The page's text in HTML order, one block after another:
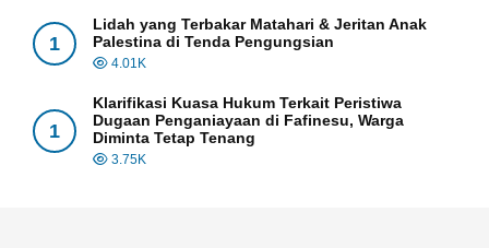
1
Lidah yang Terbakar Matahari & Jeritan Anak
Palestina di Tenda Pengungsian
4.01K
1
Klarifikasi Kuasa Hukum Terkait Peristiwa
Dugaan Penganiayaan di Fafinesu, Warga
Diminta Tetap Tenang
3.75K